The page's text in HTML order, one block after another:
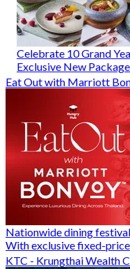
Exclusive New
Eat Out with Marriott
Nationwide dining
KTC - Krungthai Wealth